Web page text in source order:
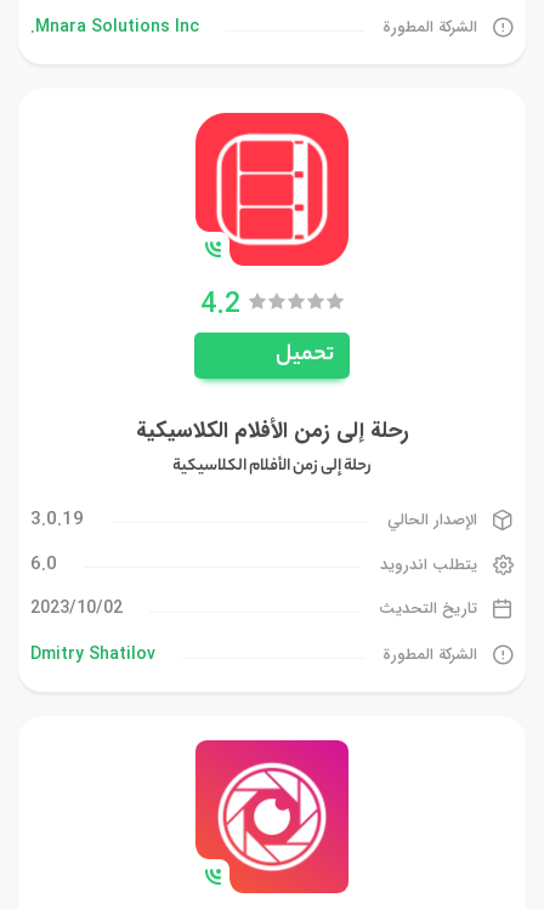
الشركة المطورة Mnara Solutions Inc.
4.2
تحميل
رحلة إلى زمن الأفلام الكلاسيكية
رحلة إلى زمن الأفلام الكلاسيكية
الإصدار الحالي 3.0.19
يتطلب اندرويد 6.0
تاريخ التحديث 02‏/10‏/2023
الشركة المطورة Dmitry Shatilov